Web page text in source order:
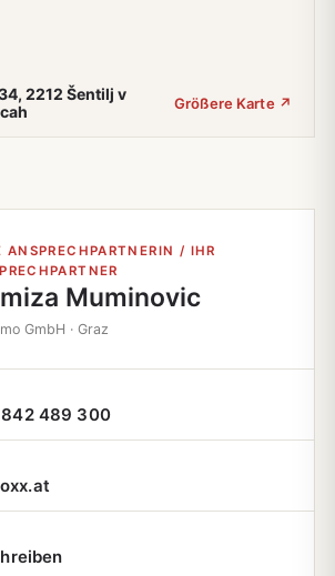
2212 Šentilj v
Größere Karte ↗
ANSPRECHPARTNERIN / IHR
Muminovic
GmbH · Graz
489 300